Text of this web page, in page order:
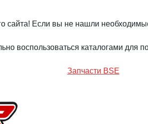
сайта! Если вы не нашли
воспользоваться каталогами для
Запчасти BSE